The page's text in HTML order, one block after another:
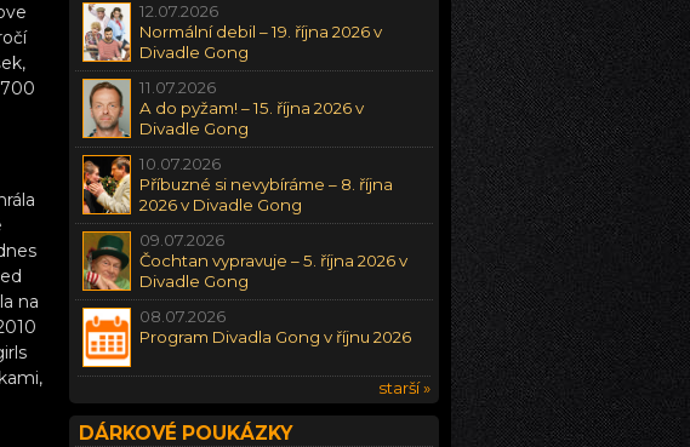
na
12.07.2026
Normální debil – 19. října 2026 v
Divadle Gong
11.07.2026
A do pyžam! – 15. října 2026 v
Divadle Gong
10.07.2026
Příbuzné si nevybíráme – 8. října
2026 v Divadle Gong
09.07.2026
Čochtan vypravuje – 5. října 2026 v
Divadle Gong
08.07.2026
Program Divadla Gong v říjnu 2026
starší »
DÁRKOVÉ POUKÁZKY